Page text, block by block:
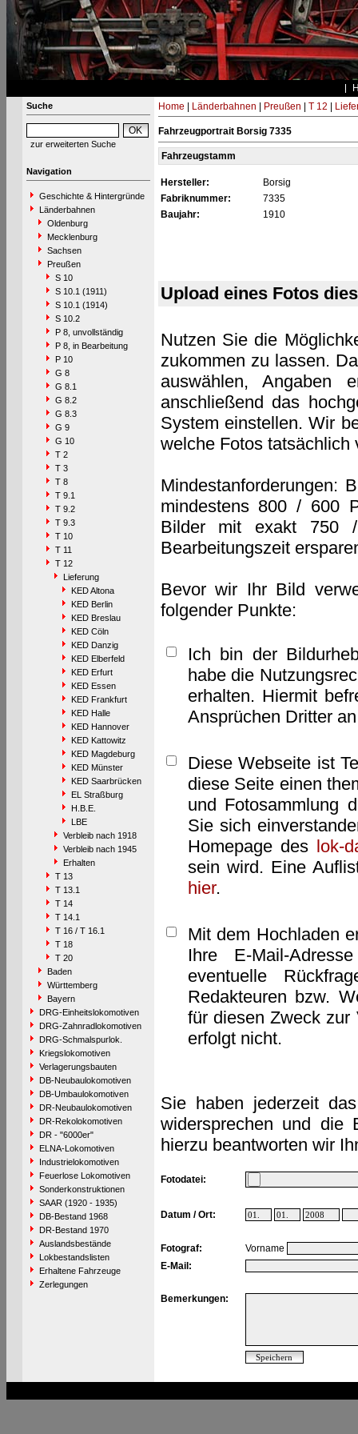
Suche
zur erweiterten Suche
Navigation
Geschichte & Hintergründe
Länderbahnen
Oldenburg
Mecklenburg
Sachsen
Preußen
S 10
S 10.1 (1911)
S 10.1 (1914)
S 10.2
P 8, unvollständig
P 8, in Bearbeitung
P 10
G 8
G 8.1
G 8.2
G 8.3
G 9
G 10
T 2
T 3
T 8
T 9.1
T 9.2
T 9.3
T 10
T 11
T 12
Lieferung
KED Altona
KED Berlin
KED Breslau
KED Cöln
KED Danzig
KED Elberfeld
KED Erfurt
KED Essen
KED Frankfurt
KED Halle
KED Hannover
KED Kattowitz
KED Magdeburg
KED Münster
KED Saarbrücken
EL Straßburg
H.B.E.
LBE
Verbleib nach 1918
Verbleib nach 1945
Erhalten
T 13
T 13.1
T 14
T 14.1
T 16 / T 16.1
T 18
T 20
Baden
Württemberg
Bayern
DRG-Einheitslokomotiven
DRG-Zahnradlokomotiven
DRG-Schmalspurlok.
Kriegslokomotiven
Verlagerungsbauten
DB-Neubaulokomotiven
DB-Umbaulokomotiven
DR-Neubaulokomotiven
DR-Rekolokomotiven
DR - "6000er"
ELNA-Lokomotiven
Industrielokomotiven
Feuerlose Lokomotiven
Sonderkonstruktionen
SAAR (1920 - 1935)
DB-Bestand 1968
DR-Bestand 1970
Auslandsbestände
Lokbestandslisten
Erhaltene Fahrzeuge
Zerlegungen
Home Länderbahnen Preußen T 12
Fahrzeugportrait Borsig 7335
Fahrzeugstamm
Hersteller:
Borsig
Fabriknummer:
7335
Baujahr:
1910
Upload eines Fotos
Nutzen Sie die
zukommen zu lassen.
auswählen, Angaben
anschließend das
System einstellen. Wir
welche Fotos tatsächlich
Mindestanforderungen:
mindestens 800 / 600
Bilder mit exakt 750
Bearbeitungszeit
Bevor wir Ihr Bild
folgender Punkte:
Ich bin der
habe die
erhalten. Hiermit
Ansprüchen Dritter
Diese Webseite ist
diese Seite einen
und Fotosammlung
Sie sich
Homepage des lok-
sein wird. Eine
hier.
Mit dem Hochladen
Ihre E-Mail-
eventuelle
Redakteuren bzw.
für diesen Zweck zur
erfolgt nicht.
Sie haben jederzeit
widersprechen und die
hierzu beantworten wir
Fotodatei:
Datum / Ort:
Fotograf:
Vorname
E-Mail:
Bemerkungen: